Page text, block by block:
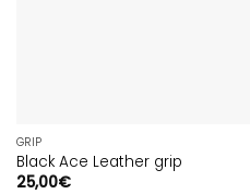
GRIP
Black Ace Leather grip
25,00€